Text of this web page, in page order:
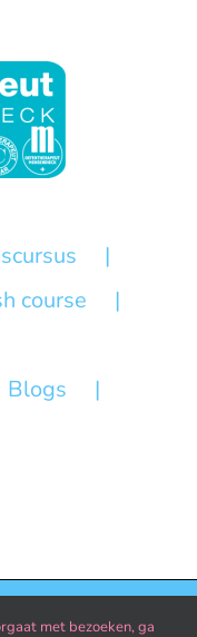
course
Blogs
met bezoeken, ga